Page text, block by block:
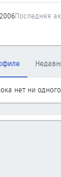
Последняя
нет ни